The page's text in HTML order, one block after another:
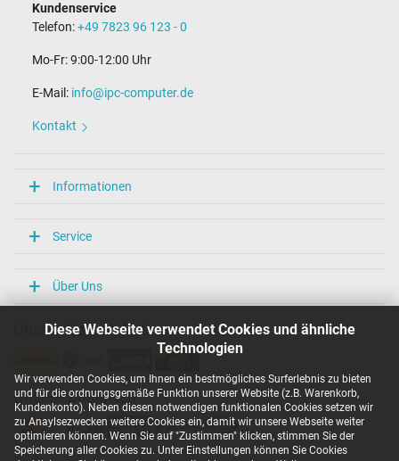
Diese Webseite verwendet Cookies und ähnliche
Technologien
Wir verwenden Cookies, um Ihnen ein bestmögliches Surferlebnis zu bieten
und für die ordnungsgemäße Funktion unserer Website (z.B. Warenkorb,
Kundenkonto). Neben diesen notwendigen funktionalen Cookies setzen wir
zu Anaylsezwecken weitere Cookies ein, damit wir unsere Webseite weiter
optimieren können. Wenn Sie auf "Zustimmen" klicken, stimmen Sie der
Speicherung aller Cookies zu. Unter Einstellungen können Sie Cookies
Kundenservice
Telefon:+49 7823 96 123 - 0
Mo-Fr: 9:00-12:00 Uhr
E-Mail: info@ipc-computer.de
Kontakt
Informationen
Service
Über Uns
Unsere Versandarten
Unsere Zahlarten